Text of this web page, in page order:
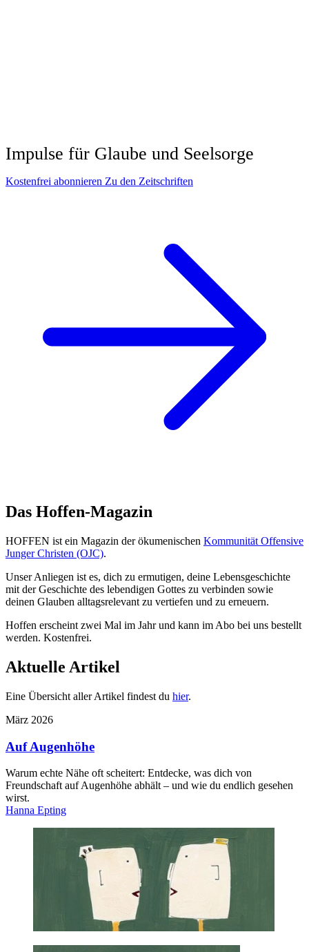
Impulse für Glaube und Seelsorge
Kostenfrei abonnieren Zu den Zeitschriften
Das Hoffen-Magazin
HOFFEN ist ein Magazin der ökumenischen Kommunität Offensive
Junger Christen (OJC).
Unser Anliegen ist es, dich zu ermutigen, deine Lebensgeschichte
mit der Geschichte des lebendigen Gottes zu verbinden sowie
deinen Glauben alltagsrelevant zu vertiefen und zu erneuern.
Hoffen erscheint zwei Mal im Jahr und kann im Abo bei uns bestellt
werden. Kostenfrei.
Aktuelle Artikel
Eine Übersicht aller Artikel findest du hier.
März 2026
Auf Augenhöhe
Warum echte Nähe oft scheitert: Entdecke, was dich von
Freundschaft auf Augenhöhe abhält – und wie du endlich gesehen
wirst.
Hanna Epting